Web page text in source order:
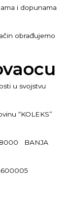
i dopunama
obrađujemo
u svojstvu
“KOLEKS”
BANJA